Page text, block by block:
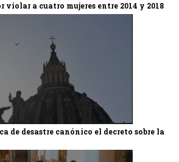
violar a cuatro mujeres entre 2014 y 2018
de desastre canónico el decreto sobre la